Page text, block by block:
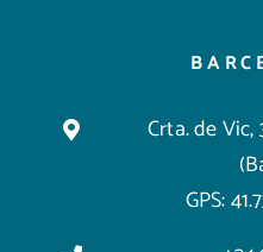
Crta. de
GPS: